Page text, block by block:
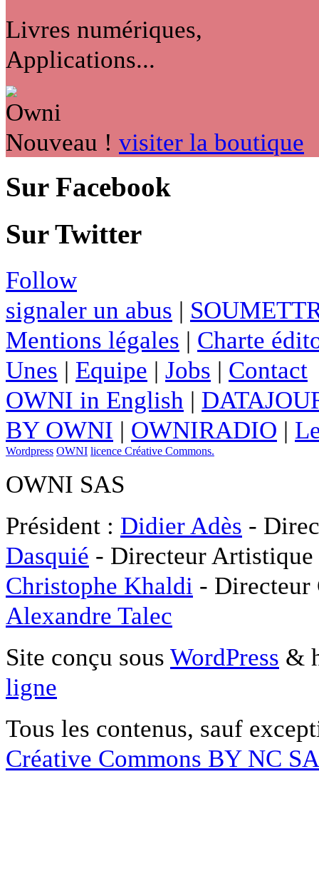
Livres numériques,
Applications...
Nouveau ! visiter la boutique
Sur Facebook
Sur Twitter
Follow
signaler un abus |
Mentions légales | Charte
Unes | Equipe | Jobs | Contact
OWNI in English |
BY OWNI | OWNIRADIO |
Wordpress OWNI licence Créative Commons.
OWNI SAS
Président : Didier Adès -
Dasquié - Directeur
Christophe Khaldi -
Alexandre Talec
Site conçu sous WordPress &
ligne
Tous les contenus, sauf
Créative Commons BY NC SA